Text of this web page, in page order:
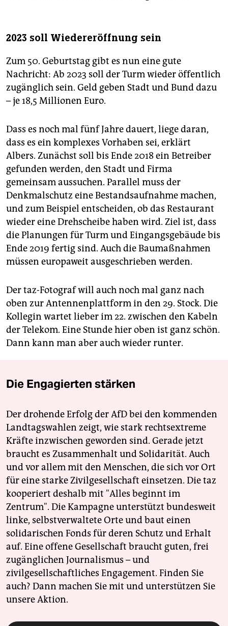
2023 soll Wiedereröffnung sein
Zum 50. Geburtstag gibt es nun eine gute
Nachricht: Ab 2023 soll der Turm wieder öffentlich
zugänglich sein. Geld geben Stadt und Bund dazu
– je 18,5 Millionen Euro.
Dass es noch mal fünf Jahre dauert, liege daran,
dass es ein komplexes Vorhaben sei, erklärt
Albers. Zunächst soll bis Ende 2018 ein Betreiber
gefunden werden, den Stadt und Firma
gemeinsam aussuchen. Parallel muss der
Denkmalschutz eine Bestandsaufnahme machen,
und zum Beispiel entscheiden, ob das Restaurant
wieder eine Drehscheibe haben wird. Ziel ist, dass
die Planungen für Turm und Eingangsgebäude bis
Ende 2019 fertig sind. Auch die Baumaßnahmen
müssen europaweit ausgeschrieben werden.
Der taz-Fotograf will auch noch mal ganz nach
oben zur Antennenplattform in den 29. Stock. Die
Kollegin wartet lieber im 22. zwischen den Kabeln
der Telekom. Eine Stunde hier oben ist ganz schön.
Dann kann man aber auch wieder runter.
Die Engagierten stärken
Der drohende Erfolg der AfD bei den kommenden
Landtagswahlen zeigt, wie stark rechtsextreme
Kräfte inzwischen geworden sind. Gerade jetzt
braucht es Zusammenhalt und Solidarität. Auch
und vor allem mit den Menschen, die sich vor Ort
für eine starke Zivilgesellschaft einsetzen. Die taz
kooperiert deshalb mit "Alles beginnt im
Zentrum". Die Kampagne unterstützt bundesweit
linke, selbstverwaltete Orte und baut einen
solidarischen Fonds für deren Schutz und Erhalt
auf. Eine offene Gesellschaft braucht guten, frei
zugänglichen Journalismus – und
zivilgesellschaftliches Engagement. Finden Sie
auch? Dann machen Sie mit und unterstützen Sie
unsere Aktion.